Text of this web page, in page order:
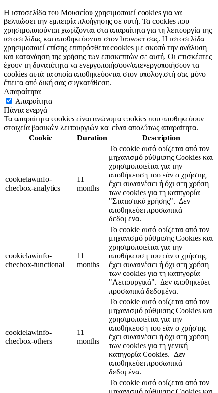
Η ιστοσελίδα του Μουσείου χρησιμοποιεί cookies για να
βελτιώσει την εμπειρία πλοήγησης σε αυτή. Τα cookies που
χρησιμοποιούνται χωρίζονται στα απαραίτητα για τη λειτουργία της
ιστοσελίδας και αποθηκεύονται στον browser σας. Η ιστοσελίδα
χρησιμοποιεί επίσης επιπρόσθετα cookies με σκοπό την ανάλυση
και κατανόηση της χρήσης των επισκεπτών σε αυτή. Οι επισκέπτες
έχουν τη δυνατότητα να ενεργοποιήσουν/απενεργοποιήσουν τα
cookies αυτά τα οποία αποθηκεύονται στον υπολογιστή σας μόνο
έπειτα από δική σας συγκατάθεση.
Απαραίτητα
Απαραίτητα
Πάντα ενεργά
Τα απαραίτητα cookies είναι ανώνυμα cookies που αποθηκεύουν
στοιχεία βασικών λειτουργιών και είναι απολύτως απαραίτητα.
Cookie
Duration Description
cookielawinfo-
checbox-analytics
11
months
Το cookie αυτό ορίζεται από τον
μηχανισμό ρύθμισης Cookies και
χρησιμοποιείται για την
αποθήκευση του εάν ο χρήστης
έχει συναινέσει ή όχι στη χρήση
των cookies για τη κατηγορία
"Στατιστικά χρήσης". Δεν
αποθηκεύει προσωπικά
δεδομένα.
cookielawinfo-
checbox-functional
11
months
Το cookie αυτό ορίζεται από τον
μηχανισμό ρύθμισης Cookies και
χρησιμοποιείται για την
αποθήκευση του εάν ο χρήστης
έχει συναινέσει ή όχι στη χρήση
των cookies για τη κατηγορία
"Λειτουργικά". Δεν αποθηκεύει
προσωπικά δεδομένα.
cookielawinfo-
checbox-others
11
months
Το cookie αυτό ορίζεται από τον
μηχανισμό ρύθμισης Cookies και
χρησιμοποιείται για την
αποθήκευση του εάν ο χρήστης
έχει συναινέσει ή όχι στη χρήση
των cookies για τη γενική
κατηγορία Cookies. Δεν
αποθηκεύει προσωπικά
δεδομένα.
Το cookie αυτό ορίζεται από τον
μηχανισμό ρύθμισης Cookies και